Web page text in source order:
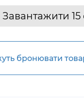
Завантажити 15
бронювати